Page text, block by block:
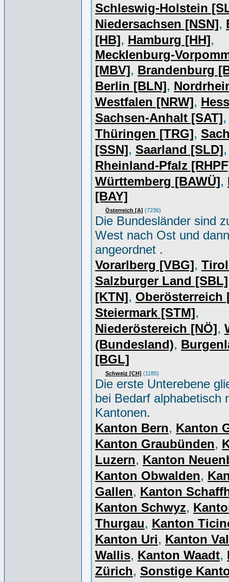
Schleswig-Holstein
Niedersachsen [NSN],
[HB], Hamburg [HH],
Mecklenburg-
[MBV], Brandenburg
Berlin [BLN],
Westfalen [NRW],
Sachsen-Anhalt [SAT],
Thüringen [TRG],
[SSN], Saarland [SLD],
Rheinland-Pfalz
Württemberg [BAWÜ],
[BAY]
Österreich [A] (7236)
Die Bundesländer sind
West nach Ost und
angeordnet .
Vorarlberg [VBG],
Salzburger Land [SBL]
[KTN], Oberösterreich
Steiermark [STM],
Niederöstereich [NÖ],
(Bundesland),
[BGL]
Schweiz [CH] (1185)
Die erste Unterebene
bei Bedarf alphabetisch
Kantonen.
Kanton Bern, Kanton
Kanton Graubünden,
Luzern, Kanton
Kanton Obwalden,
Gallen, Kanton
Kanton Schwyz,
Thurgau, Kanton
Kanton Uri, Kanton
Wallis, Kanton Waadt,
Zürich, Sonstige